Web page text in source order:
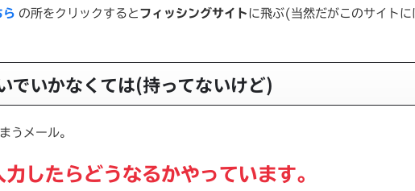
ら の所をクリックすると フィッシングサイト に飛ぶ(当然だがこのサイトに
でいかなくては(持ってないけど)
うメール。
したらどうなるかやっています。